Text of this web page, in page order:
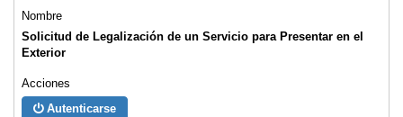
Solicitud de Legalización de un Servicio para Presentar en el
Exterior
Autenticarse